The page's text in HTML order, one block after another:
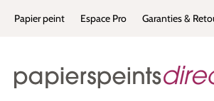
Passer à la navigation principale
Papier peint Espace Pro Garanties &